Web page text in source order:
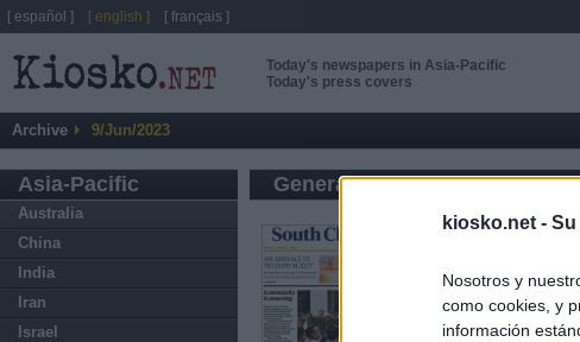
kiosko.net -
Nosotros y
como cookies, y
información
Today's newspapers in Asia-Pacific
Today's press covers
Archive 9/Jun/2023
Asia-Pacific
Australia
China
India
Iran
Israel
General press
[ español ] [ english ] [ français ]